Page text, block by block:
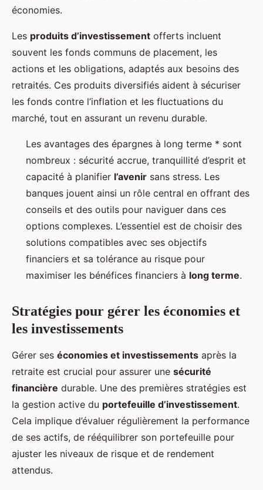
économies.
Les produits d’investissement offerts incluent
souvent les fonds communs de placement, les
actions et les obligations, adaptés aux besoins des
retraités. Ces produits diversifiés aident à sécuriser
les fonds contre l’inflation et les fluctuations du
marché, tout en assurant un revenu durable.
Les avantages des épargnes à long terme * sont
nombreux : sécurité accrue, tranquillité d’esprit et
capacité à planifier l’avenir sans stress. Les
banques jouent ainsi un rôle central en offrant des
conseils et des outils pour naviguer dans ces
options complexes. L’essentiel est de choisir des
solutions compatibles avec ses objectifs
financiers et sa tolérance au risque pour
maximiser les bénéfices financiers à long terme.
Stratégies pour gérer les économies et
les investissements
Gérer ses économies et investissements après la
retraite est crucial pour assurer une sécurité
financière durable. Une des premières stratégies est
la gestion active du portefeuille d’investissement.
Cela implique d’évaluer régulièrement la performance
de ses actifs, de rééquilibrer son portefeuille pour
ajuster les niveaux de risque et de rendement
attendus.